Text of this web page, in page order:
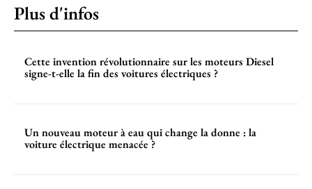
Plus d'infos
Cette invention révolutionnaire sur les moteurs Diesel
signe-t-elle la fin des voitures électriques ?
Un nouveau moteur à eau qui change la donne : la
voiture électrique menacée ?